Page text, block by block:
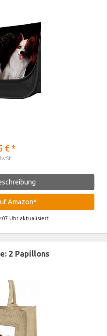
€ *
Amazon*
Uhr aktualisiert
2 Papillons